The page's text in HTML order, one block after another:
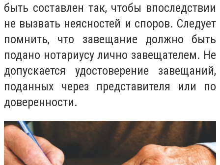
быть составлен так, чтобы впоследствии
не вызвать неясностей и споров. Следует
помнить, что завещание должно быть
подано нотариусу лично завещателем. Не
допускается удостоверение завещаний,
поданных через представителя или по
доверенности.